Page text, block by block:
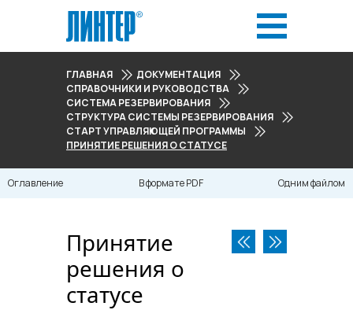
ГЛАВНАЯ
ДОКУМЕНТАЦИЯ
СПРАВОЧНИКИ И РУКОВОДСТВА
СИСТЕМА РЕЗЕРВИРОВАНИЯ
СТРУКТУРА СИСТЕМЫ РЕЗЕРВИРОВАНИЯ
СТАРТ УПРАВЛЯЮЩЕЙ ПРОГРАММЫ
ПРИНЯТИЕ РЕШЕНИЯ О СТАТУСЕ
Оглавление В формате PDF Одним файлом
Принятие
решения о
статусе